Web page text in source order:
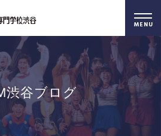
資料請求 オープンキャンパス
渋谷ブログ